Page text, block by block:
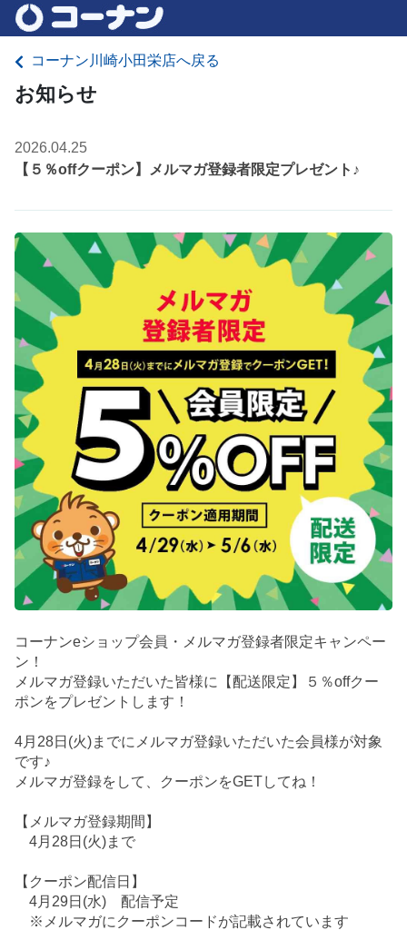
コーナン川崎小田栄店へ戻る
お知らせ
2026.04.25
【５％offクーポン】メルマガ登録者限定プレゼント♪
コーナンeショップ会員・メルマガ登録者限定キャンペー
ン！
メルマガ登録いただいた皆様に【配送限定】５％offクー
ポンをプレゼントします！
4月28日(火)までにメルマガ登録いただいた会員様が対象
です♪
メルマガ登録をして、クーポンをGETしてね！
【メルマガ登録期間】
4月28日(火)まで
【クーポン配信日】
4月29日(水) 配信予定
※メルマガにクーポンコードが記載されています